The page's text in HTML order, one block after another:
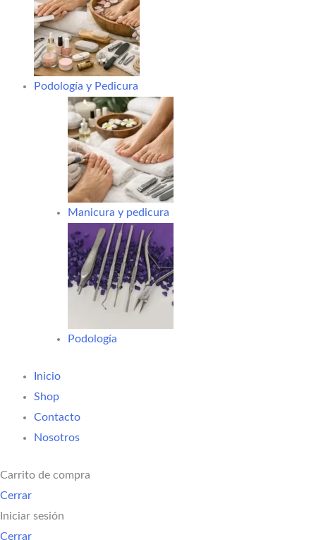
Podología y Pedicura
Manicura y pedicura
Podología
Inicio
Shop
Contacto
Nosotros
Carrito de compra
Cerrar
Iniciar sesión
Cerrar